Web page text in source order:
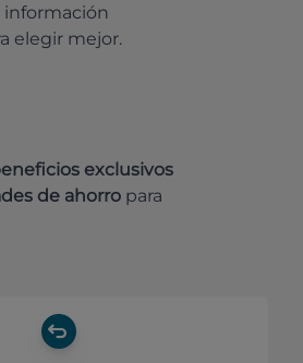
información
elegir mejor.
exclusivos
de ahorro para